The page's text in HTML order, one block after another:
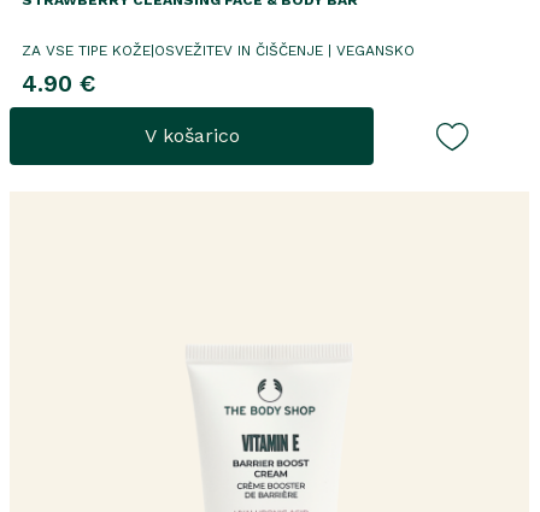
ZA VSE TIPE KOŽE|OSVEŽITEV IN ČIŠČENJE | VEGANSKO
4.90 €
V košarico